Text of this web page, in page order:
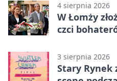
4 sierpnia 2026
W Łomży
czci
3 sierpnia 2026
Stary Rynek